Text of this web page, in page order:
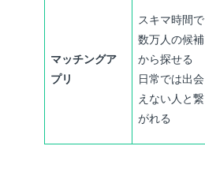
マッチングア
プリ
スキマ時間で
数万人の候補
から探せる
日常では出会
えない人と繋
がれる